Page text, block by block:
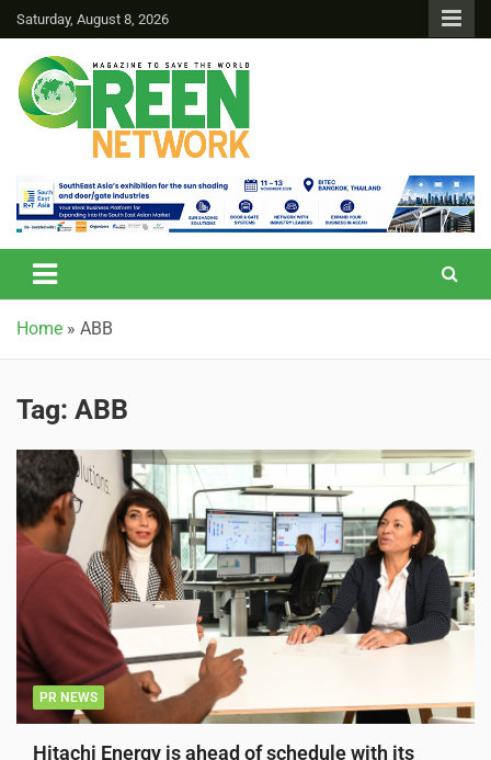
Saturday, August 8, 2026
Green Network
Home » ABB
Tag: ABB
PR NEWS
Hitachi Energy is ahead of schedule with its